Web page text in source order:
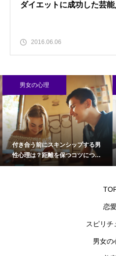
ダイエットに成功した芸
2016.06.06
男女の心理
付き合う前にスキンシップする男
性心理は？距離を保つコツについ
て
恋
スピリチ
男女の